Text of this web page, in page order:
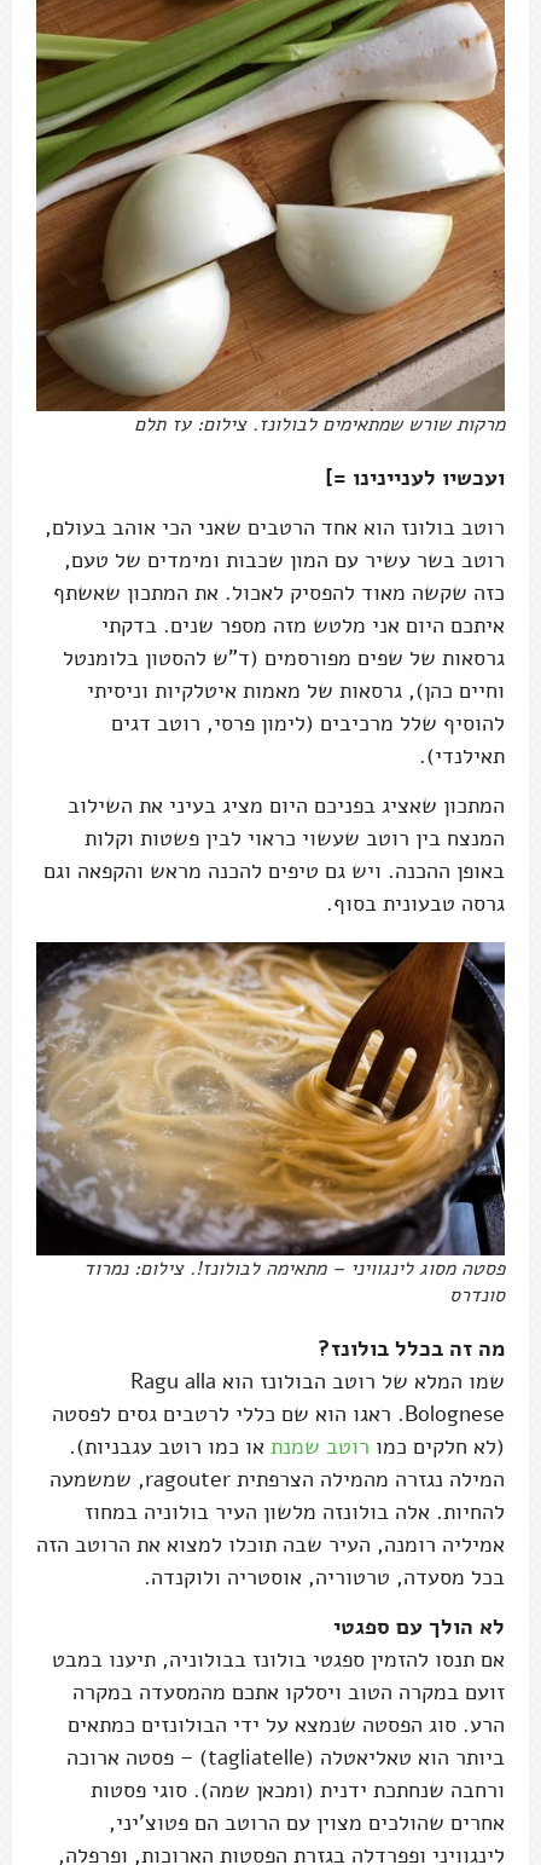
מרקות שורש שמתאימים לבולונז. צילום: עז תלם
ועכשיו לעניינינו =]
רוטב בולונז הוא אחד הרטבים שאני הכי אוהב בעולם,
רוטב בשר עשיר עם המון שכבות ומימדים של טעם,
כזה שקשה מאוד להפסיק לאכול. את המתכון שאשתף
איתכם היום אני מלטש מזה מספר שנים. בדקתי
גרסאות של שפים מפורסמים (ד"ש להסטון בלומנטל
וחיים כהן), גרסאות של מאמות איטלקיות וניסיתי
להוסיף שלל מרכיבים (לימון פרסי, רוטב דגים
תאילנדי).
המתכון שאציג בפניכם היום מציג בעיני את השילוב
המנצח בין רוטב שעשוי כראוי לבין פשטות וקלות
באופן ההכנה. ויש גם טיפים להכנה מראש והקפאה וגם
גרסה טבעונית בסוף.
פסטה מסוג לינגוויני – מתאימה לבולונז!. צילום: נמרוד
סונדרס
מה זה בכלל בולונז?
שמו המלא של רוטב הבולונז הוא Ragu alla
Bolognese. ראגו הוא שם כללי לרטבים גסים לפסטה
(לא חלקים כמו רוטב שמנת או כמו רוטב עגבניות).
המילה נגזרה מהמילה הצרפתית ragouter, שמשמעה
להחיות. אלה בולונזה מלשון העיר בולוניה במחוז
אמיליה רומנה, העיר שבה תוכלו למצוא את הרוטב הזה
בכל מסעדה, טרטוריה, אוסטריה ולוקנדה.
לא הולך עם ספגטי
אם תנסו להזמין ספגטי בולונז בבולוניה, תיענו במבט
זועם במקרה הטוב ויסלקו אתכם מהמסעדה במקרה
הרע. סוג הפסטה שנמצא על ידי הבולונזים כמתאים
ביותר הוא טאליאטלה (tagliatelle) – פסטה ארוכה
ורחבה שנחתכת ידנית (ומכאן שמה). סוגי פסטות
אחרים שהולכים מצוין עם הרוטב הם פטוצ'יני,
לינגוויני ופפרדלה בגזרת הפסטות הארוכות, ופרפלה,